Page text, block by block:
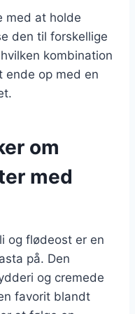
med at holde
den til forskellige
kombination
op med en
om
med
og flødeost er en
på. Den
og cremede
favorit blandt